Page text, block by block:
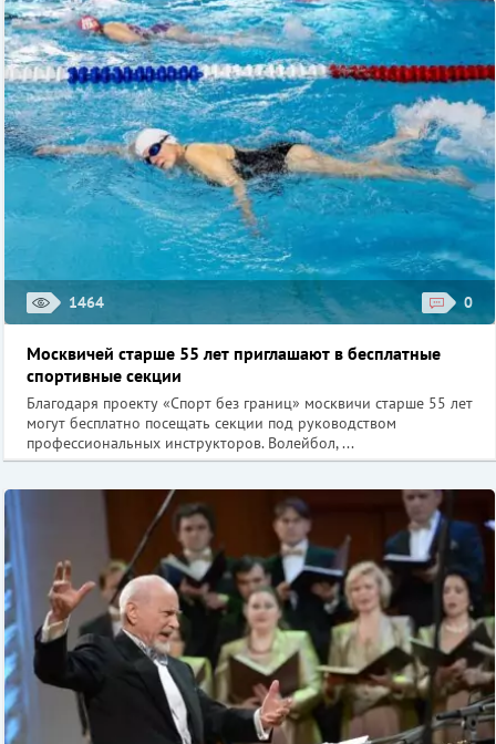
1464 0
Москвичей старше 55 лет приглашают в бесплатные
спортивные секции
Благодаря проекту «Спорт без границ» москвичи старше 55 лет
могут бесплатно посещать секции под руководством
профессиональных инструкторов. Волейбол, ...